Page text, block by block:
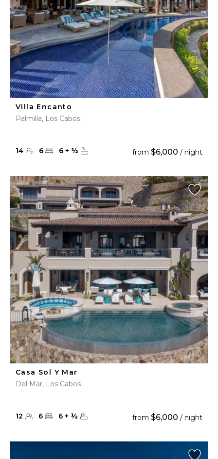
Villa Encanto
Palmilla, Los Cabos
14 6 6 + ½ from $6,000 / night
Casa Sol Y Mar
Del Mar, Los Cabos
12 6 6 + ½ from $6,000 / night